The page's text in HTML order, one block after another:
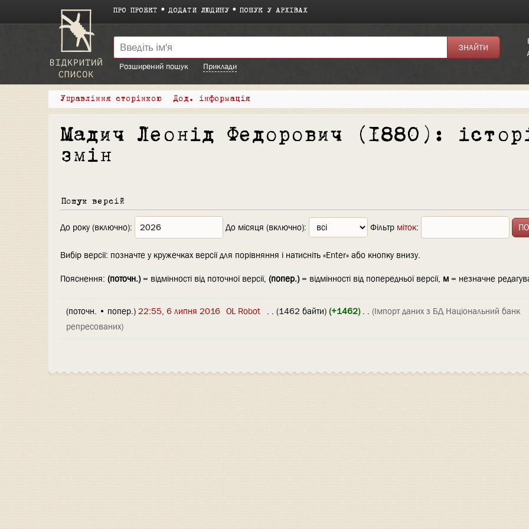
ПРО ПРОЕКТ ДОДАТИ ЛЮДИНУ ПОШУК У АРХІВАХ
Розширений пошук
Приклади
Управління сторінкою Дод. інформація
Мадич Леонід Федорович (1880):
змін
Пошук версій
До року (включно): До місяця (включно): Фільтр міток:
Вибір версії: позначте у кружечках версії для порівняння і натисніть «Enter» або кнопку внизу.
Пояснення: (поточн.)= відмінності від поточної версії, (попер.)= відмінності від попередньої версії, м = незначне
(поточн. • попер.) 22:55, 6 липня 2016 OL Robot . . (1462 байти) (+1462)‎ . . (Імпорт даних з БД Національний банк
репресованих)